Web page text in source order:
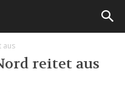
aus
reitet aus